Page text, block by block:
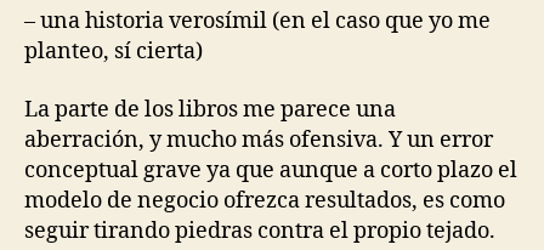
– una historia verosímil (en el caso que yo me
planteo, sí cierta)
La parte de los libros me parece una
aberración, y mucho más ofensiva. Y un error
conceptual grave ya que aunque a corto plazo el
modelo de negocio ofrezca resultados, es como
seguir tirando piedras contra el propio tejado.